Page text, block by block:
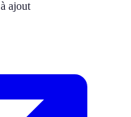
ajout